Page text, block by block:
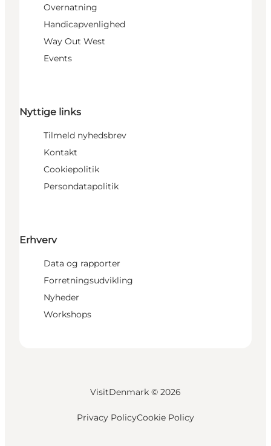
Overnatning
Handicapvenlighed
Way Out West
Events
Nyttige links
Tilmeld nyhedsbrev
Kontakt
Cookiepolitik
Persondatapolitik
Erhverv
Data og rapporter
Forretningsudvikling
Nyheder
Workshops
VisitDenmark © 2026
Privacy PolicyCookie Policy